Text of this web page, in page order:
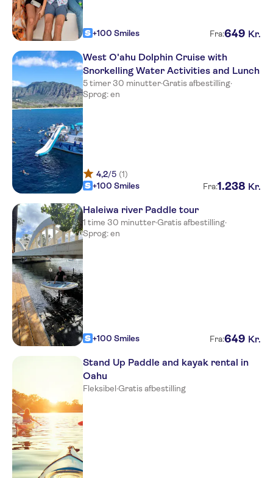
+100 Smiles Fra:649 Kr.
West O'ahu Dolphin Cruise with
Snorkelling Water Activities and Lunch
5 timer 30 minutter·Gratis afbestilling·
Sprog: en
4,2/5 (1)
+100 Smiles
Fra:1 .238 Kr.
Haleiwa river Paddle tour
1 time 30 minutter·Gratis afbestilling·
Sprog: en
+100 Smiles Fra:649 Kr.
Stand Up Paddle and kayak rental in
Oahu
Fleksibel·Gratis afbestilling